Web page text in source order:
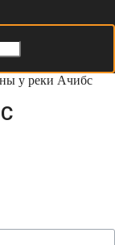
у реки Ачибс